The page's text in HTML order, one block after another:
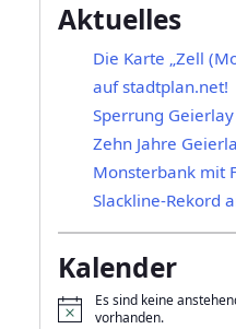
Aktuelles
Die Karte „Zell
auf stadtplan.net!
Sperrung
Zehn Jahre
Monsterbank mit
Slackline-Rekord
Kalender
H
Es sind keine
vorhanden.